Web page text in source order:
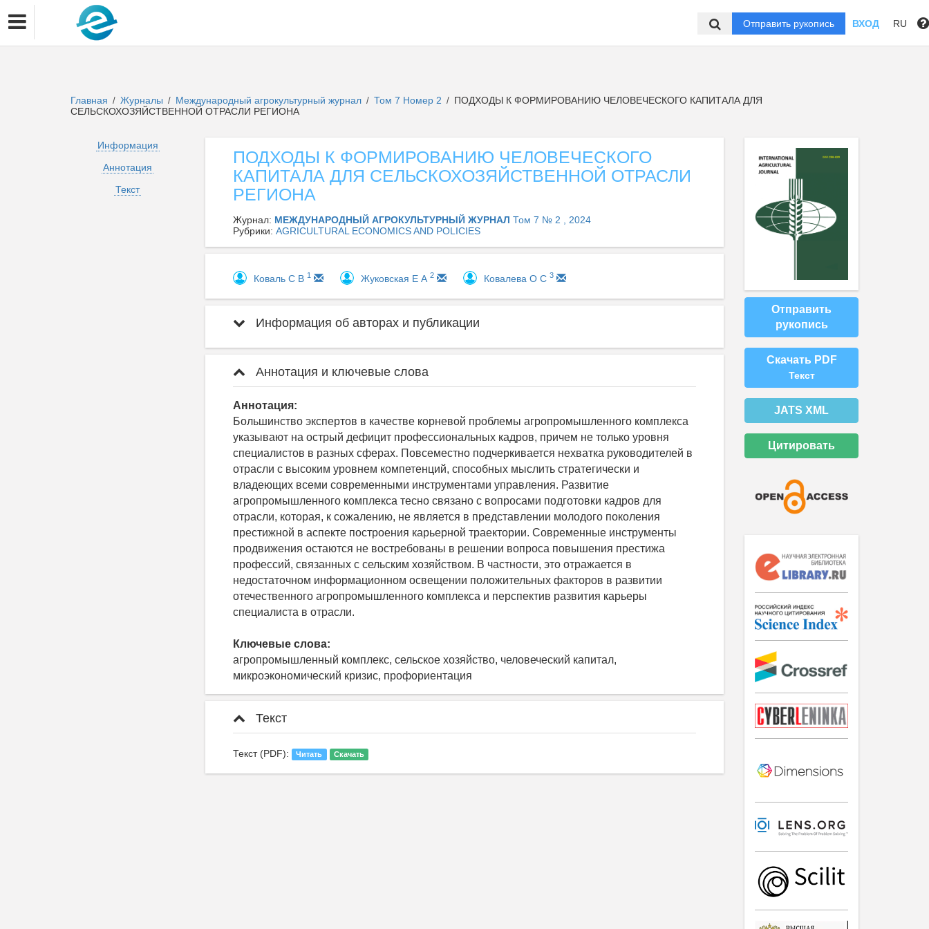
Отправить рукопись ВХОД RU
Главная / Журналы / Международный агрокультурный журнал / Том 7 Номер 2 / ПОДХОДЫ К ФОРМИРОВАНИЮ ЧЕЛОВЕЧЕСКОГО КАПИТАЛА ДЛЯ
СЕЛЬСКОХОЗЯЙСТВЕННОЙ ОТРАСЛИ РЕГИОНА
Информация
Аннотация
Текст
ПОДХОДЫ К ФОРМИРОВАНИЮ ЧЕЛОВЕЧЕСКОГО
КАПИТАЛА ДЛЯ СЕЛЬСКОХОЗЯЙСТВЕННОЙ ОТРАСЛИ
РЕГИОНА
Журнал: МЕЖДУНАРОДНЫЙ АГРОКУЛЬТУРНЫЙ ЖУРНАЛ Том 7 № 2 , 2024
Рубрики: AGRICULTURAL ECONOMICS AND POLICIES
Коваль С В 1 Жуковская Е А 2 Ковалева О С 3
Информация об авторах и публикации
Аннотация и ключевые слова
Аннотация:
Большинство экспертов в качестве корневой проблемы агропромышленного комплекса
указывают на острый дефицит профессиональных кадров, причем не только уровня
специалистов в разных сферах. Повсеместно подчеркивается нехватка руководителей в
отрасли с высоким уровнем компетенций, способных мыслить стратегически и
владеющих всеми современными инструментами управления. Развитие
агропромышленного комплекса тесно связано с вопросами подготовки кадров для
отрасли, которая, к сожалению, не является в представлении молодого поколения
престижной в аспекте построения карьерной траектории. Современные инструменты
продвижения остаются не востребованы в решении вопроса повышения престижа
профессий, связанных с сельским хозяйством. В частности, это отражается в
недостаточном информационном освещении положительных факторов в развитии
отечественного агропромышленного комплекса и перспектив развития карьеры
специалиста в отрасли.
Ключевые слова:
агропромышленный комплекс, сельское хозяйство, человеческий капитал,
микроэкономический кризис, профориентация
Текст
Текст (PDF): Читать Скачать
Отправить
рукопись
Скачать PDF
Текст
JATS XML
Цитировать